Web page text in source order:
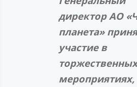
директор АО
планета»
участие в
торжественных
мероприятиях,